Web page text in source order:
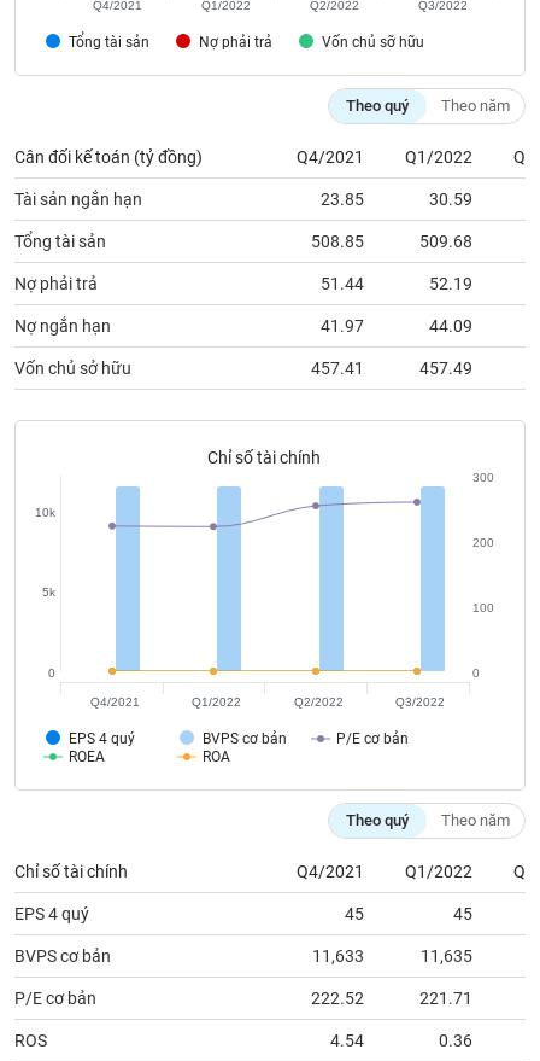
Tổng tài sản Nợ phải trả Vốn chủ sỡ hữu
Q4/2021 Q1/2022 Q2/2022 Q3/2022
Theo quý Theo năm
Cân đối kế toán (tỷ đồng) Q4/2021 Q1/2022
Tài sản ngắn hạn 23.85 30.59
Tổng tài sản 508.85 509.68
Nợ phải trả 51.44 52.19
Nợ ngắn hạn 41.97 44.09
Vốn chủ sở hữu 457.41 457.49
Chỉ số tài chính
EPS 4 quý BVPS cơ bản
P/E cơ bản
ROEA
ROA
0
5k
10k
0
100
200
300
Q4/2021 Q1/2022 Q2/2022 Q3/2022
Theo quý Theo năm
Chỉ số tài chính Q4/2021 Q1/2022
EPS 4 quý 45 45
BVPS cơ bản 11,633 11,635
P/E cơ bản 222.52 221.71
ROS 4.54 0.36
Người liên quan Cổ đông lớn
Tin
tức
(-)
Bài
viết
tác
giả
(-)
tích
Thuật
vụ
Sách
tài
chính